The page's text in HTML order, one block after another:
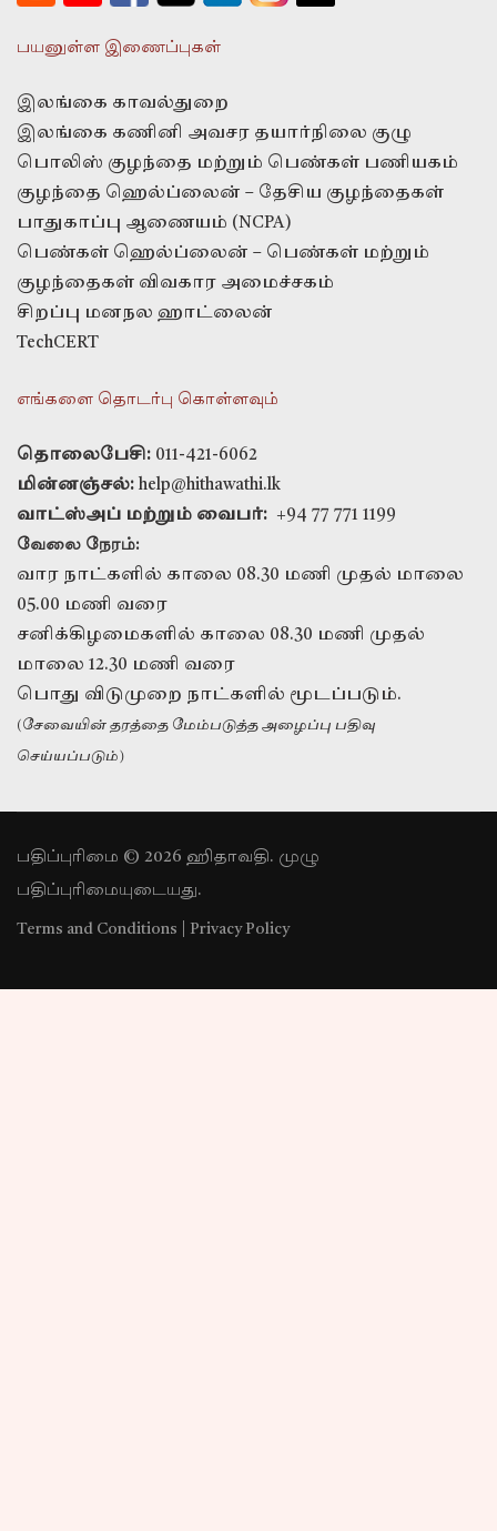
பயனுள்ள இணைப்புகள்
இலங்கை காவல்துறை
இலங்கை கணினி அவசர தயார்நிலை குழு
பொலிஸ் குழந்தை மற்றும் பெண்கள் பணியகம்
குழந்தை ஹெல்ப்லைன் – தேசிய குழந்தைகள்
பாதுகாப்பு ஆணையம் (NCPA)
பெண்கள் ஹெல்ப்லைன் – பெண்கள் மற்றும்
குழந்தைகள் விவகார அமைச்சகம்
சிறப்பு மனநல ஹாட்லைன்
TechCERT
எங்களை தொடர்பு கொள்ளவும்
தொலைபேசி: 011-421-6062
மின்னஞ்சல்: help@hithawathi.lk
வாட்ஸ்அப் மற்றும் வைபர்: +94 77 771 1199
வேலை நேரம்:
வார நாட்களில் காலை 08.30 மணி முதல் மாலை
05.00 மணி வரை
சனிக்கிழமைகளில் காலை 08.30 மணி முதல்
மாலை 12.30 மணி வரை
பொது விடுமுறை நாட்களில் மூடப்படும்.
(சேவையின் தரத்தை மேம்படுத்த அழைப்பு பதிவு
செய்யப்படும்)
பதிப்புரிமை © 2026 ஹிதாவதி. முழு
பதிப்புரிமையுடையது.
Terms and Conditions Privacy Policy